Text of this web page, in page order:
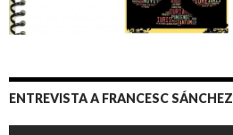
ENTREVISTA A FRANCESC SÁNCHEZ